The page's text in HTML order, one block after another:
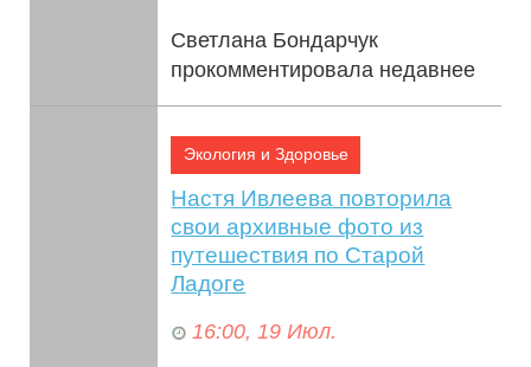
Светлана Бондарчук
прокомментировала недавнее
внимание на слова 55-летней
телеведущей о "молодящихс...
Экология и Здоровье
Настя Ивлеева повторила
свои архивные фото из
путешествия по Старой
Ладоге
16:00, 19 Июл.